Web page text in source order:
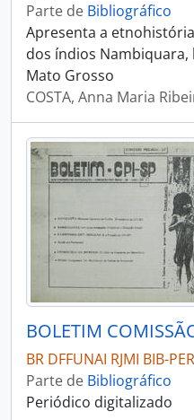
Parte de Bibliográfico
Apresenta a
dos índios Nambiquara,
Mato Grosso
COSTA, Anna Maria
BR DFFUNAI RJMI BIB-
Parte de Bibliográfico
Periódico digitalizado